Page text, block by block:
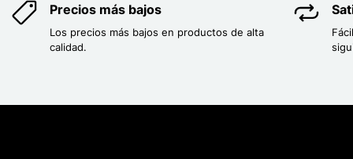
Precios más bajos
Los precios más bajos en productos de alta
calidad.